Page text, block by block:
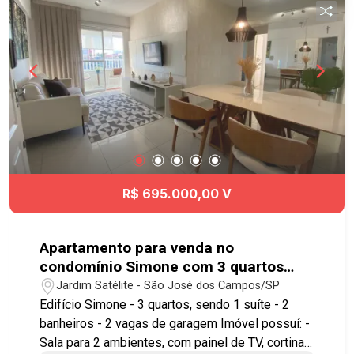
essenciais. Agende já sua visita!! #imobiliaria
#geraçãoimóveis #aptovenda #aptovendaSJC
#elevador
R$ 695.000,00 V
Apartamento para venda no
condomínio Simone com 3 quartos
sendo 1 suíte - 82 m² - No bairro
Jardim Satélite - SJC
Jardim Satélite - São José dos Campos/SP
Edifício Simone - 3 quartos, sendo 1 suíte - 2
banheiros - 2 vagas de garagem Imóvel possuí: -
Sala para 2 ambientes, com painel de TV, cortina